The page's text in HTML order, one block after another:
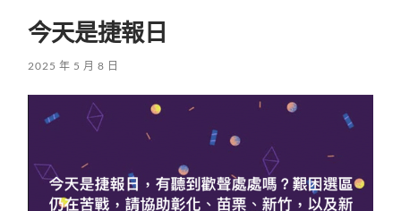
今天是捷報日
2025 年 5 月 8 日